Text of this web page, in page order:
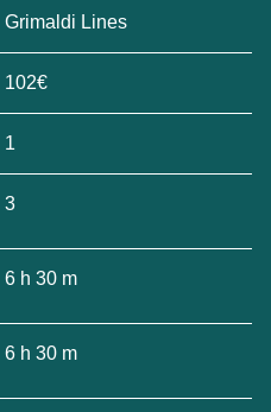
Grimaldi Lines
102€
1
3
6 h 30 m
6 h 30 m